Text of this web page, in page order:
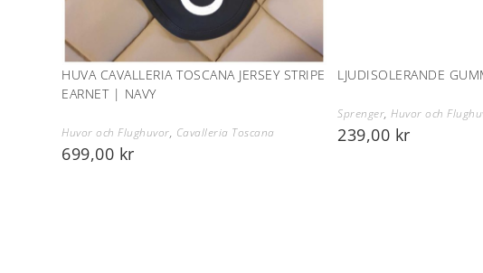
HUVA CAVALLERIA TOSCANA JERSEY STRIPE
EARNET | NAVY
Huvor och Flughuvor, Cavalleria Toscana
699,00 kr
LJUDISOLERANDE
Sprenger,Huvor och
239,00 kr